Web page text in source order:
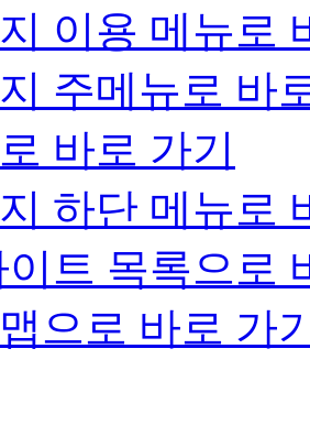
이용 메뉴로
주메뉴로 바
바로 가기
하단 메뉴로
트 목록으로
으로 바로 가